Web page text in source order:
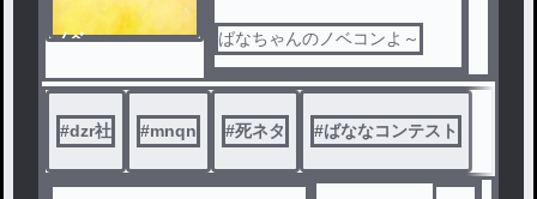
ノベ
ばなちゃんのノベコンよ～
#dzr社 #mnqn #死ネタ #ばななコンテスト